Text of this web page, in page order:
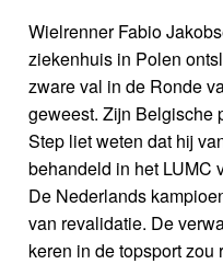
Wielrenner Fabio
ziekenhuis in Polen
zware val in de Ronde
geweest. Zijn Belgische
Step liet weten dat hij
behandeld in het LUMC
De Nederlands
van revalidatie. De
keren in de topsport zou